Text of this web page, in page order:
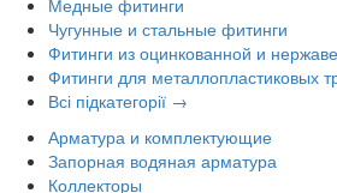
Чугунные и стальные фитинги
Фитинги из оцинкованной и
Фитинги для металлопластиковых
Всі підкатегорії →
Арматура и комплектующие
Запорная водяная арматура
Коллекторы